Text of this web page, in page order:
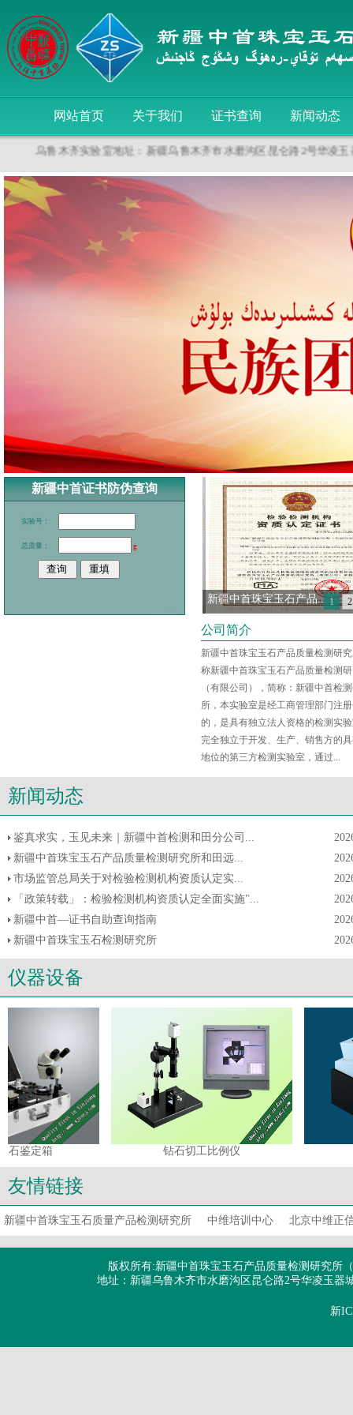
网站首页 关于我们 证书查询 新闻动态
乌鲁木齐实验室地址：新疆乌鲁木齐市水磨沟区昆仑路2号华凌玉
新疆中首证书防伪查询
实验号：
总质量： g
新疆中首珠宝玉石产品... 1 2
公司简介
新疆中首珠宝玉石产品质量检测研
称新疆中首珠宝玉石产品质量检测
（有限公司），简称：新疆中首检
所，本实验室是经工商管理部门注
的，是具有独立法人资格的检测实
完全独立于开发、生产、销售方的
地位的第三方检测实验室，通过...
新闻动态
鉴真求实，玉见未来｜新疆中首检测和田分公司...
新疆中首珠宝玉石产品质量检测研究所和田远...
市场监管总局关于对检验检测机构资质认定实...
「政策转载」：检验检测机构资质认定全面实施"...
新疆中首—证书自助查询指南
新疆中首珠宝玉石检测研究所
仪器设备
鉴定箱 钻石切工比例仪
友情链接
新疆中首珠宝玉石质量产品检测研究所 中维培训中心 北京中维正
版权所有:新疆中首珠宝玉石产品质量检测研究所
地址：新疆乌鲁木齐市水磨沟区昆仑路2号华凌玉器
新